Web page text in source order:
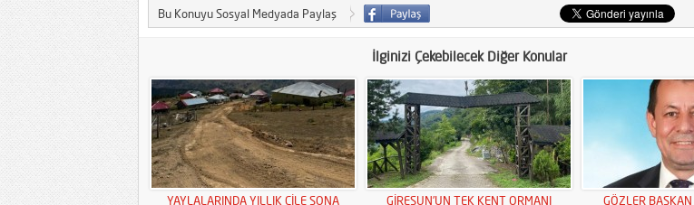
Bu Konuyu Sosyal Medyada Paylaş
İlginizi Çekebilecek Diğer Konular
YAYLALARINDA YILLIK ÇİLE SONA
GİRESUN’UN TEK KENT ORMANI
GÖZLER BAŞKAN